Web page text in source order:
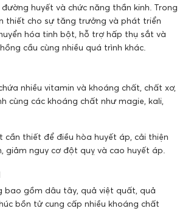
huyết và chức năng thần kinh. Trong
thiết cho sự tăng trưởng và phát triển
hóa tinh bột, hỗ trợ hấp thụ sắt và
cầu cùng nhiều quá trình khác.
nhiều vitamin và khoáng chất, chất xơ,
cùng các khoáng chất như magie, kali,
cần thiết để điều hòa huyết áp, cải thiện
giảm nguy cơ đột quỵ và cao huyết áp.
bao gồm dâu tây, quả việt quất, quả
bồn tử cung cấp nhiều khoáng chất